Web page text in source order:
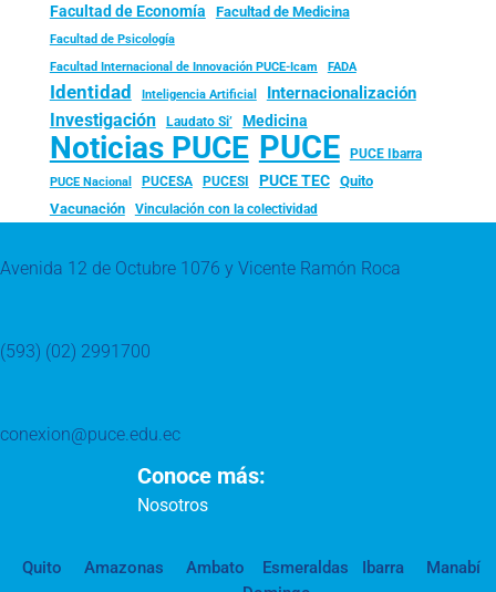
Facultad de Economía Facultad de Medicina
Facultad de Psicología
Facultad Internacional de Innovación PUCE-Icam FADA
Identidad Inteligencia Artificial Internacionalización
Investigación Laudato Si’ Medicina
Noticias PUCE PUCE PUCE Ibarra
PUCE Nacional PUCESA PUCESI PUCE TEC
Quito
Vacunación
Vinculación con la colectividad
Avenida 12 de Octubre 1076 y Vicente Ramón Roca
(593) (02) 2991700
conexion@puce.edu.ec
Conoce más:
Nosotros
Quito Amazonas Ambato Esmeraldas Ibarra
Manabí